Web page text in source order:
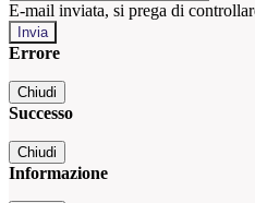
E-mail inviata, si prega di
Errore
Chiudi
Successo
Chiudi
Informazione